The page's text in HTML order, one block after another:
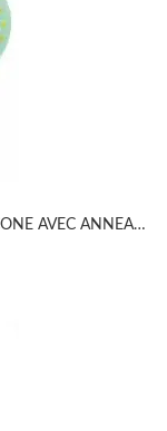
DODIE SUCETTE PHYSIOLOGIQUE EN SILICONE AVEC ANNEAU +18 MOIS